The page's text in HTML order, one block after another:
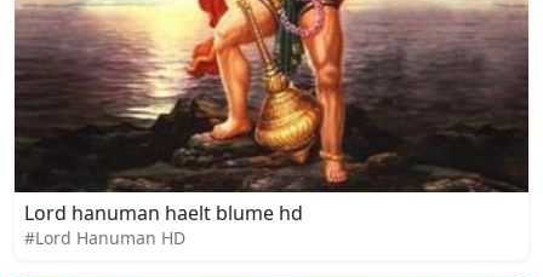
Lord hanuman haelt blume hd
#Lord Hanuman HD